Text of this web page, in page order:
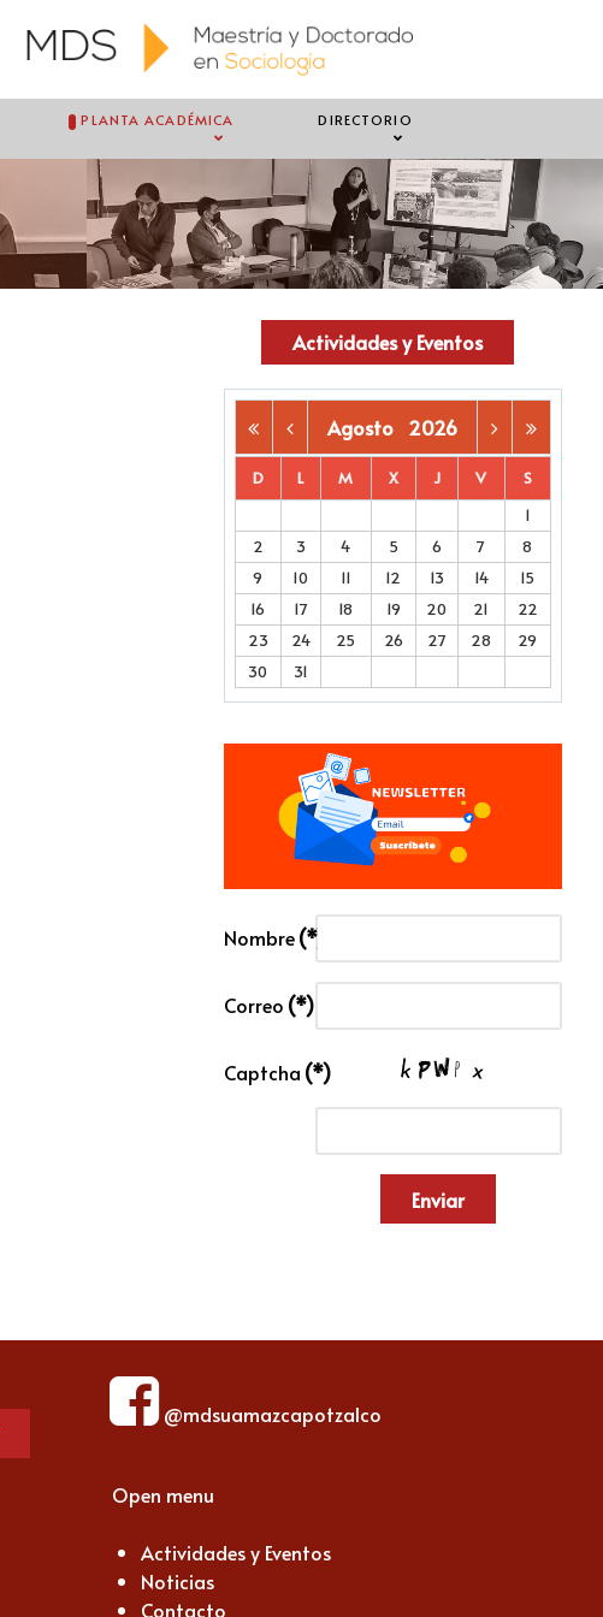
PLANTA ACADÉMICA DIRECTORIO
Actividades y Eventos
Agosto 2026
D L M X J V
S
1
2
3 4 5 6 7
8
9
10 11 12 13 14
15
16
17 18 19 20 21
22
23
24 25 26 27 28
29
30
31
Nombre (*)
Correo (*)
Captcha (*)
Enviar
@mdsuamazcapotzalco
Open menu
Actividades y Eventos
Noticias
Contacto